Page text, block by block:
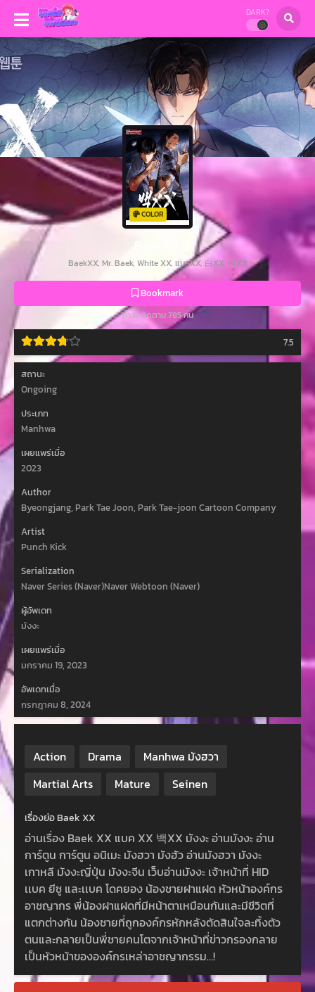
DARK?
COLOR
BaekXX, Mr. Baek, White XX, แบคXX, 白XX, 백XX
Bookmark
กำลังติดตาม 785 คน
7.5
สถานะ
Ongoing
ประเภท
Manhwa
เผยแพร่เมื่อ
2023
Author
Byeongjang, Park Tae Joon, Park Tae-joon Cartoon Company
Artist
Punch Kick
Serialization
Naver Series (Naver)Naver Webtoon (Naver)
ผู้อัพเดท
มังงะ
เผยแพร่เมื่อ
มกราคม 19, 2023
อัพเดทเมื่อ
กรกฎาคม 8, 2024
Action Drama
Manhwa มังฮวา
Martial Arts
Mature Seinen
เรื่องย่อ Baek XX
อ่านเรื่อง Baek XX แบค XX 백XX มังงะ อ่านมังงะ อ่าน
การ์ตูน การ์ตูน อนิเมะ มังฮวา มังฮัว อ่านมังฮวา มังงะ
เกาหลี มังงะญี่ปุ่น มังงะจีน เว็บอ่านมังงะ เจ้าหน้าที่ HID
เเบค ยีซู และเเบค โดคยอง น้องชายฝาแฝด หัวหน้าองค์กร
อาชญากร พี่น้องฝาแฝดที่มีหน้าตาเหมือนกันและมีชีวิตที่
แตกต่างกัน น้องชายที่ถูกองค์กรหักหลังตัดสินใจละทิ้งตัว
ตนและกลายเป็นพี่ชายคนโตจากเจ้าหน้าที่ข่าวกรองกลาย
เป็นหัวหน้าขององค์กรเหล่าอาชญากรรม…!